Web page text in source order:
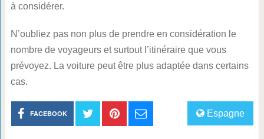
à considérer.
N’oubliez pas non plus de prendre en considération le
nombre de voyageurs et surtout l’itinéraire que vous
prévoyez. La voiture peut être plus adaptée dans certains
cas.
Espagne
FACEBOOK